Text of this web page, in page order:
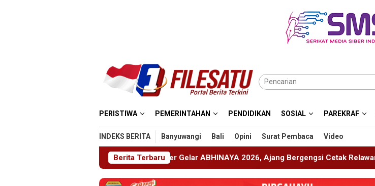
PERISTIWA PEMERINTAHAN PENDIDIKAN SOSIAL PAREKRAF
INDEKS BERITA Banyuwangi Bali Opini Surat Pembaca Video
Berita Terbaru
Wira SMKN 1 Jember Gelar ABHINAYA 2026, Ajang Bergengsi Cetak Relawan Muda Berprestasi